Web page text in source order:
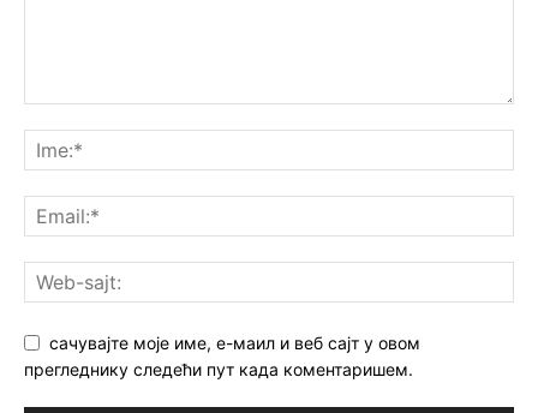
сачувајте моје име, е-маил и веб сајт у овом
прегледнику следећи пут када коментаришем.